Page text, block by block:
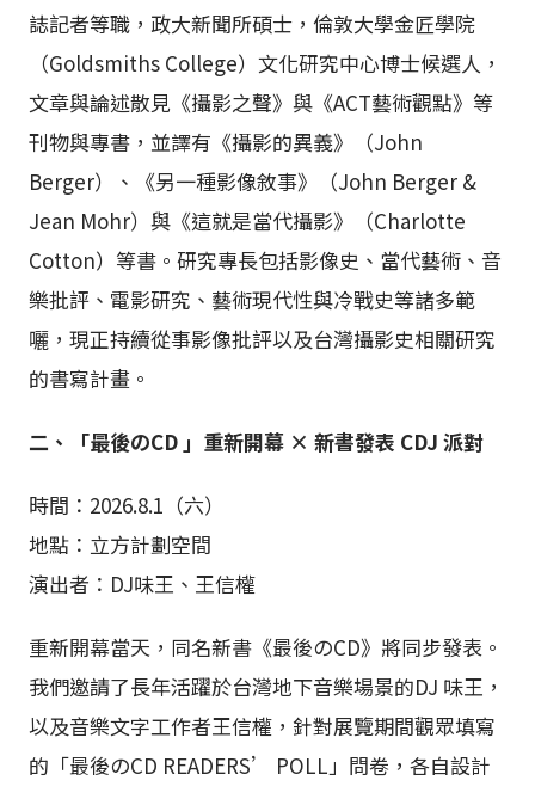
誌記者等職，政大新聞所碩士，倫敦大學金匠學院
（Goldsmiths College）文化研究中心博士候選人，
文章與論述散見《攝影之聲》與《ACT藝術觀點》等
刊物與專書，並譯有《攝影的異義》（John
Berger）、《另一種影像敘事》（John Berger &
Jean Mohr）與《這就是當代攝影》（Charlotte
Cotton）等書。研究專長包括影像史、當代藝術、音
樂批評、電影研究、藝術現代性與冷戰史等諸多範
囇，現正持續從事影像批評以及台灣攝影史相關研究
的書寫計畫。
二、「最後のCD 」重新開幕 × 新書發表 CDJ 派對
時間：2026.8.1（六）
地點：立方計劃空間
演出者：DJ味王、王信權
重新開幕當天，同名新書《最後のCD》將同步發表。
我們邀請了長年活躍於台灣地下音樂場景的DJ 味王，
以及音樂文字工作者王信權，針對展覽期間觀眾填寫
的「最後のCD READERS’ POLL」問卷，各自設計